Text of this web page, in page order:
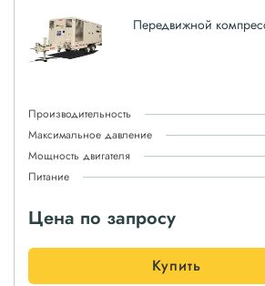
Передвижной
Производительность
Максимальное давление
Мощность двигателя
Питание
Цена по запросу
Купить